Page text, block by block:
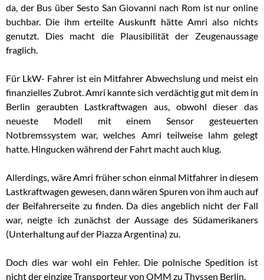
da, der Bus über Sesto San Giovanni nach Rom ist nur online
buchbar. Die ihm erteilte Auskunft hätte Amri also nichts
genutzt. Dies macht die Plausibilität der Zeugenaussage
fraglich.
Für LkW- Fahrer ist ein Mitfahrer Abwechslung und meist ein
finanzielles Zubrot. Amri kannte sich verdächtig gut mit dem in
Berlin geraubten Lastkraftwagen aus, obwohl dieser das
neueste Modell mit einem Sensor gesteuerten
Notbremssystem war, welches Amri teilweise lahm gelegt
hatte. Hingucken während der Fahrt macht auch klug.
Allerdings, wäre Amri früher schon einmal Mitfahrer in diesem
Lastkraftwagen gewesen, dann wären Spuren von ihm auch auf
der Beifahrerseite zu finden. Da dies angeblich nicht der Fall
war, neigte ich zunächst der Aussage des Südamerikaners
(Unterhaltung auf der Piazza Argentina) zu.
Doch dies war wohl ein Fehler. Die polnische Spedition ist
nicht der einzige Transporteur von OMM zu Thyssen Berlin.